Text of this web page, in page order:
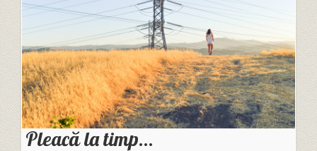
Pleacă la timp…